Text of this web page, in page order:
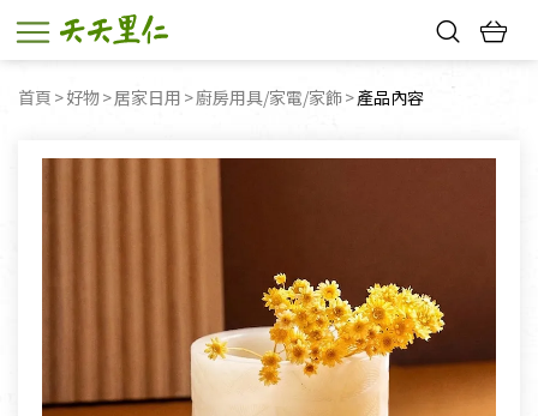
首頁 好物 居家日用 廚房用具/家電/家飾 目前頁面：
產品內容